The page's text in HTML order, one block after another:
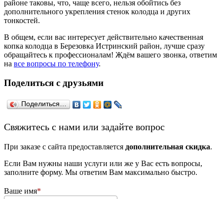
районе таковы, что, чаще всего, нельзя обойтись без
дополнительного укрепления стенок колодца и других
тонкостей.
В общем, если вас интересует действительно качественная
копка колодца в Березовка Истринский район, лучше сразу
обращайтесь к профессионалам! Ждём вашего звонка, ответим
на все вопросы по телефону.
Поделиться с друзьями
Поделиться…
­Свяжитесь с нами или задайте вопрос
При заказе с сайта предоставляется дополнительная скидка.
Если Вам нужны наши услуги или же у Вас есть вопросы,
заполните форму. Мы ответим Вам максимально быстро.
Ваше имя